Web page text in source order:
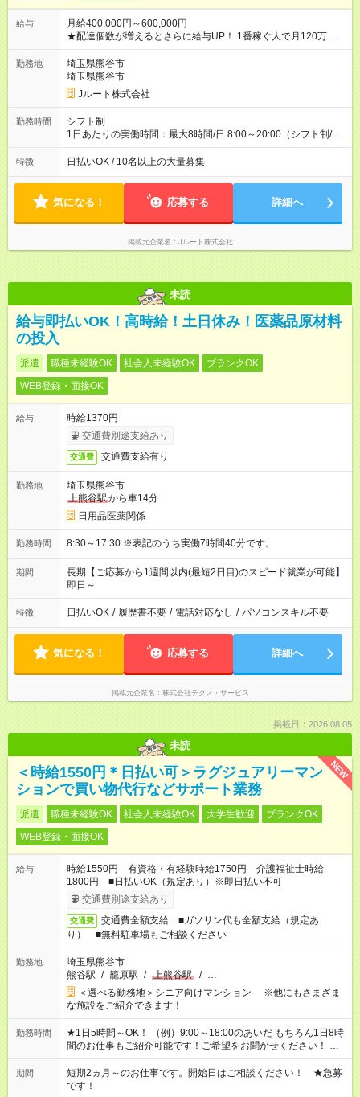
給与
月給400,000円～600,000円
★配達個数が増えるとさらに給与UP！ 1番稼ぐ人で月120万ほ
ど！ ・主要都市エリア 月収55万円／週5日稼働 月収65万~112
万円／週6日稼働 ・地方郊外エリア 月収40万円／週5日稼働 月
収40万円~50万円／週6日稼働 ＜モデルイメージ＞ ■月収50万
円 (27歳男性/江東区在住)※元建築関係 1日150個配達×25日勤務
(日休み) ■月収80万円(43歳男性/墨田区在住)※元営業 1日200個
勤務地
埼玉県熊谷市
埼玉県熊谷市
Jルート株式会社
勤務時間
シフト制
1日あたりの実働時間：最大8時間/日 8:00～20:00（シフト制/実
働8時間） ※週5日勤務（場所次第では週4も有り） ※配達状況に
よって時間外での勤務可能性有り ※案件により多少の前後あり
特徴 日払いOK / 10名以上の大量募集
気になる！ 応募する 詳細へ
掲載元企業名 Jルート株式会社
未読
給与即払いOK！高時給！土日休み！医薬品原材料
の投入
派遣 職種未経験OK 社会人未経験OK
ブランクOK
WEB登録・面接OK
給与
時給1370円
交通費別途支給あり
交通費 交通費支給有り
勤務地
埼玉県熊谷市
上熊谷駅から車14分
日用品医薬関係
勤務時間 8:30～17:30 ※表記のうち実働7時間40分です。
期間
長期【ご応募から1週間以内(最短2日目)のスピード就業が可能】
即日～
特徴 日払いOK / 履歴書不要 / 電話対応なし / パソコンスキル不要
気になる！ 応募する 詳細へ
掲載元企業名 株式会社テクノ・サービス
掲載日：2026.08.05
未読
NEW
＜時給1550円＊日払い可＞ラグジュアリーマン
ションで買い物代行などサポート業務
派遣 職種未経験OK 社会人未経験OK 大学生歓迎
ブランクOK
WEB登録・面接OK
給与
時給1550円 有資格・有経験時給1750円 介護福祉士時給
1800円 ■日払いOK（規定あり）※即日払い不可
交通費別途支給あり
交通費
交通費全額支給 ■ガソリン代も全額支給（規定あ
り） ■無料駐車場もご相談ください
勤務地
埼玉県熊谷市
熊谷駅 / 籠原駅 / 上熊谷駅 / …
＜選べる勤務地＞シニア向けマンション ※他にもさまざま
な施設をご紹介できます！
勤務時間
★1日5時間～OK！ （例）9:00～18:00のあいだ もちろん1日8時
間のお仕事もご紹介可能です！ご希望をお聞かせください！ ★
家庭の都合でお休みが必要な場合も遠慮なくご相談ください。
※週最低15時間以上の勤務が必要です
期間
短期2ヵ月～のお仕事です。開始日はご相談ください！ ★急募
です！